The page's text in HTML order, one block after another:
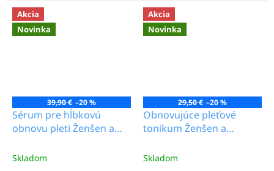
Akcia
Novinka
39,90 € –20 %
Sérum pre hĺbkovú
obnovu pleti Ženšen a
Skladom
Akcia
Novinka
29,50 € –20 %
Obnovujúce pleťové
tonikum Ženšen a
Skladom